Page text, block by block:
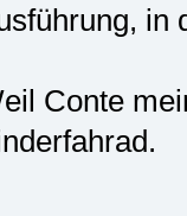
in
Conte